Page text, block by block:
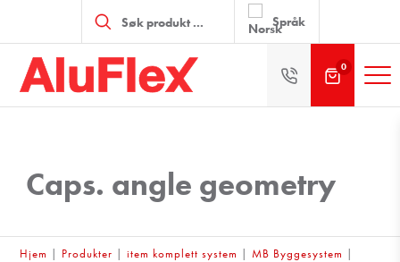
search Språk
0
Caps. angle geometry
Hjem | Produkter |item komplett system |MB Byggesystem |